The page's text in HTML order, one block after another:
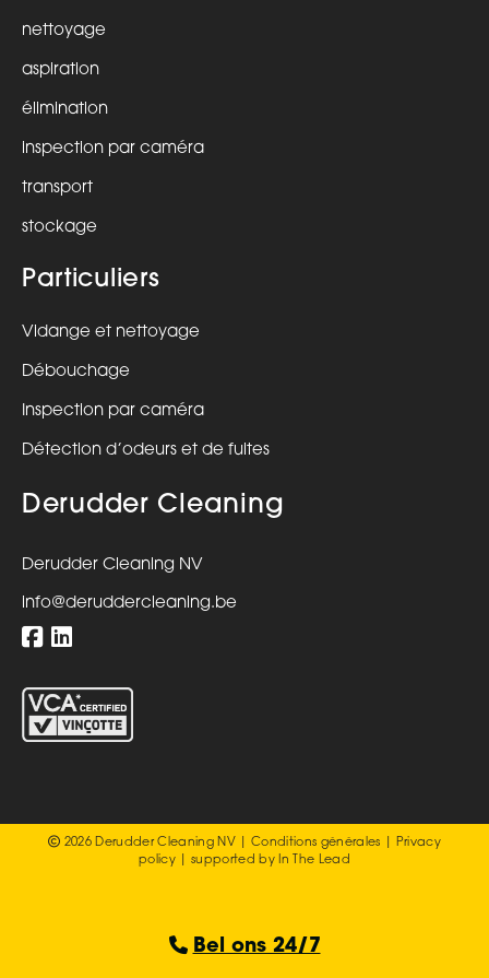
Bel ons 24/7
nettoyage
aspiration
élimination
inspection par caméra
transport
stockage
Particuliers
Vidange et nettoyage
Débouchage
Inspection par caméra
Détection d’odeurs et de fuites
Derudder Cleaning
Derudder Cleaning NV
info@deruddercleaning.be
2026 Derudder Cleaning NV | Conditions générales
Privacy
policy | supported by In The Lead